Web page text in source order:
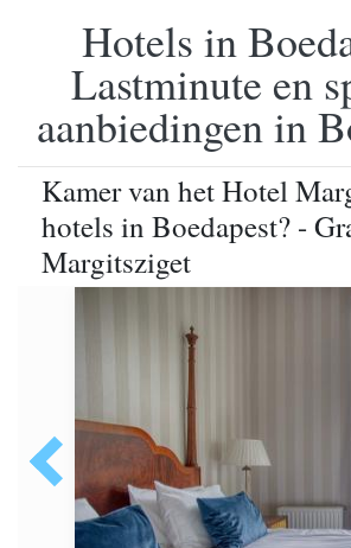
Hotels in
Lastminute en
aanbiedingen in
Kamer van het Hotel
hotels in Boedapest? -
Margitsziget